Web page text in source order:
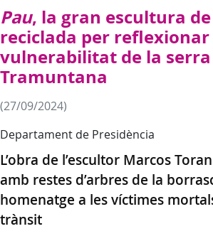
Pau, la gran escultura
reciclada per reflexionar
vulnerabilitat de la
Tramuntana
(27/09/2024)
Departament de Presidència
L’obra de l’escultor Marcos
amb restes d’arbres de la
homenatge a les víctimes
trànsit